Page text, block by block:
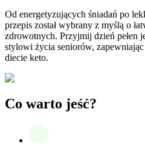
Od energetyzujących śniadań po
przepis został wybrany z myślą o
zdrowotnych. Przyjmij dzień pełen
stylowi życia seniorów,
diecie keto.
Co warto jeść?